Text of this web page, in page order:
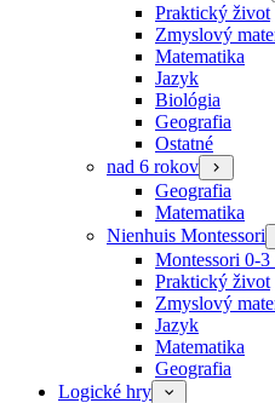
Praktický život
Zmyslový
Matematika
Jazyk
Biológia
Geografia
Ostatné
nad 6 rokov
Geografia
Matematika
Nienhuis Montessori
Montessori 0-
Praktický život
Zmyslový
Jazyk
Matematika
Geografia
Logické hry